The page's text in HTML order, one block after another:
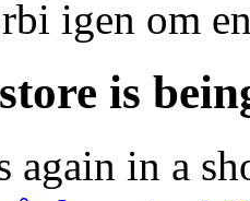
igen om
is
again in a